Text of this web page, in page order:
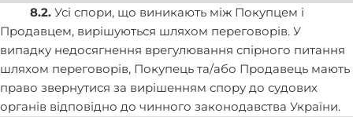
8.2.Усі спори, що виникають між Покупцем і
Продавцем, вирішуються шляхом переговорів. У
випадку недосягнення врегулювання спірного питання
шляхом переговорів, Покупець та/або Продавець мають
право звернутися за вирішенням спору до судових
органів відповідно до чинного законодавства України.